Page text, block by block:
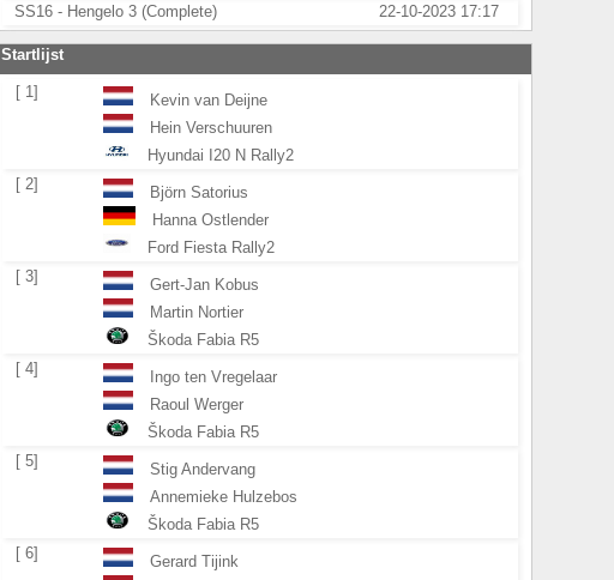
SS16 - Hengelo 3 (Complete)
22-10-2023 17:17
Startlijst
[ 1]
Kevin van Deijne
Hein Verschuuren
Hyundai I20 N Rally2
[ 2]
Björn Satorius
Hanna Ostlender
Ford Fiesta Rally2
[ 3]
Gert-Jan Kobus
Martin Nortier
Škoda Fabia R5
[ 4]
Ingo ten Vregelaar
Raoul Werger
Škoda Fabia R5
[ 5]
Stig Andervang
Annemieke Hulzebos
Škoda Fabia R5
[ 6]
Gerard Tijink